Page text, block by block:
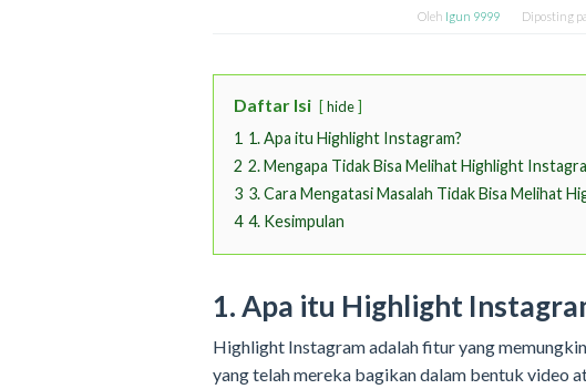
Oleh Igun 9999 Diposting
Daftar Isi hide
1 1. Apa itu Highlight Instagram?
2 2. Mengapa Tidak Bisa Melihat Highlight
3 3. Cara Mengatasi Masalah Tidak Bisa Melihat
4 4. Kesimpulan
1. Apa itu Highlight
Highlight Instagram adalah fitur yang
yang telah mereka bagikan dalam bentuk video